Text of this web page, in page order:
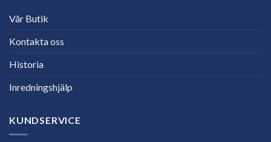
Vår Butik
Kontakta oss
Historia
Inredningshjälp
KUNDSERVICE